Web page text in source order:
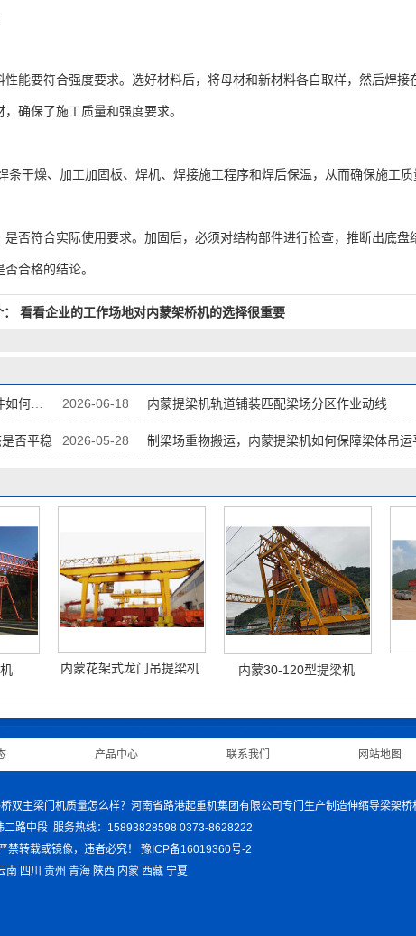
要符合强度要求。选好材料后，将母材和新材料各自取样，然后焊接
确保了施工质量和强度要求。
燥、加工加固板、焊机、焊接施工程序和焊后保温，从而确保施工质
符合实际使用要求。加固后，必须对结构部件进行检查，推断出底盘
合格的结论。
看看企业的工作场地对内蒙架桥机的选择很重要
2026-06-18
存放 内蒙提梁机轨道铺装匹配梁场分区作业动线
2026-05-28
否平稳 制梁场重物搬运，内蒙提梁机如何保障梁体吊运
内蒙花架式龙门吊提梁机 内蒙30-120型提梁机
产品中心 联系我们 网站地图
主梁门机质量怎么样？河南省路港起重机集团有限公司专门生产制造伸缩导梁架
二路中段 服务热线：15893828598 0373-8628222
禁转载或镜像，违者必究！ 豫ICP备16019360号-2
南 四川 贵州 青海 陕西 内蒙 西藏 宁夏